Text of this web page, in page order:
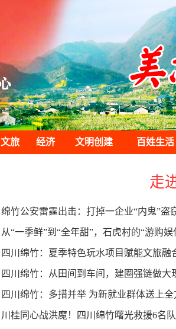
文旅 经济 文明创建 百姓生活
走
绵竹公安雷霆出击：打掉一企业“内鬼”盗
从“一季鲜”到“全年甜”，石虎村的“游购
四川绵竹：夏季特色玩水项目赋能文旅融
四川绵竹：从田间到车间，建圈强链做大
四川绵竹：多措并举 为新就业群体送上全
川桂同心战洪魔！四川绵竹曙光救援6名